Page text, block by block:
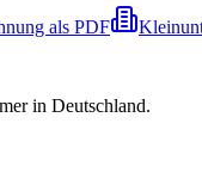
als PDF
in Deutschland.